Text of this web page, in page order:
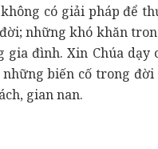
có giải pháp để
những khó khăn
gia đình. Xin Chúa dạy
biến cố trong đời
gian nan.